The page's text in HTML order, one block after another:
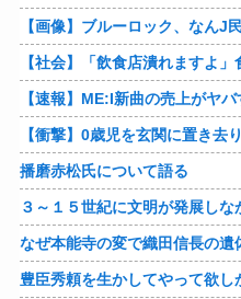
【画像】ブルーロック、なんJ
【速報】ME:I新曲の売上がヤ
播磨赤松氏について語る
３～１５世紀に文明が発展しな
なぜ本能寺の変で織田信長の
豊臣秀頼を生かしてやって欲し